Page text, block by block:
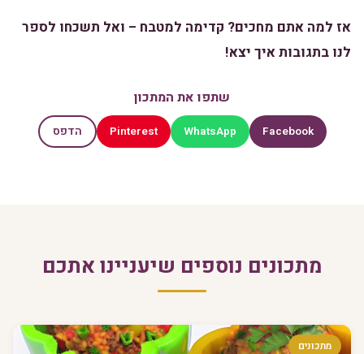
אז למה אתם מחכים? קדימה למטבח – ואל תשכחו לספר
לנו בתגובות איך יצא!
שתפו את המתכון
Facebook
WhatsApp
Pinterest הדפס
מתכונים נוספים שיעניינו אתכם
מתכונים